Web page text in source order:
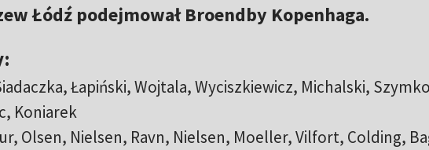
Łódź podejmował Broendby Kopenhaga.
Łapiński, Wojtala, Wyciszkiewicz, Michalski,
Koniarek
Olsen, Nielsen, Ravn, Nielsen, Moeller, Vilfort, Colding,